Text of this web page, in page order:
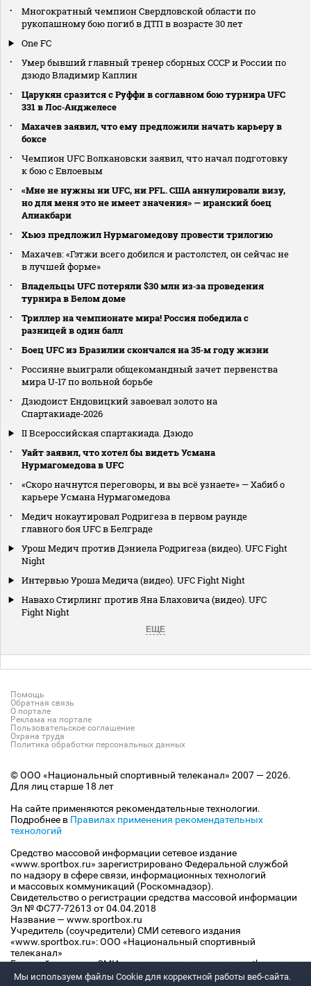
Многократный чемпион Свердловской области по
рукопашному бою погиб в ДТП в возрасте 30 лет
One FC
Умер бывший главный тренер сборных СССР и России по
дзюдо Владимир Каплин
Царукян сразится с Руффи в соглавном бою турнира UFC
331 в Лос‑Анджелесе
Махачев заявил, что ему предложили начать карьеру в
боксе
Чемпион UFC Волкановски заявил, что начал подготовку
к бою с Евлоевым
«Мне не нужны ни UFC, ни PFL. США аннулировали визу,
но для меня это не имеет значения» — иранский боец
Алиакбари
Хьюз предложил Нурмагомедову провести трилогию
Махачев: «Гэтжи всего добился и растолстел, он сейчас не
в лучшей форме»
Владельцы UFC потеряли $30 млн из‑за проведения
турнира в Белом доме
Триллер на чемпионате мира! Россия победила с
разницей в один балл
Боец UFC из Бразилии скончался на 35‑м году жизни
Россияне выиграли общекомандный зачет первенства
мира U‑17 по вольной борьбе
Дзюдоист Ендовицкий завоевал золото на
Спартакиаде‑2026
II Всероссийская спартакиада. Дзюдо
Уайт заявил, что хотел бы видеть Усмана
Нурмагомедова в UFC
«Скоро начнутся переговоры, и вы всё узнаете» — Хабиб о
карьере Усмана Нурмагомедова
Медич нокаутировал Родригеза в первом раунде
главного боя UFC в Белграде
Урош Медич против Дэниела Родригеза (видео). UFC Fight
Night
Интервью Уроша Медича (видео). UFC Fight Night
Навахо Стирлинг против Яна Блаховича (видео). UFC
Fight Night
ЕЩЕ
Помощь
Обратная связь
О портале
Реклама на портале
Пользовательское соглашение
Охрана труда
Политика обработки персональных данных
© ООО «Национальный спортивный телеканал» 2007 — 2026.
Для лиц старше 18 лет
На сайте применяются рекомендательные технологии.
Подробнее в Правилах применения рекомендательных
технологий
Средство массовой информации сетевое издание
«www.sportbox.ru» зарегистрировано Федеральной службой
по надзору в сфере связи, информационных технологий
и массовых коммуникаций (Роскомнадзор).
Свидетельство о регистрации средства массовой информации
Эл № ФС77-72613 от 04.04.2018
Название — www.sportbox.ru
Учредитель (соучредители) СМИ сетевого издания
«www.sportbox.ru»: ООО «Национальный спортивный
телеканал»
Главный редактор СМИ сетевого издания «www.sportbox.ru»:
Конов В.А.
Мы используем файлы Сookie для корректной работы веб-сайта.